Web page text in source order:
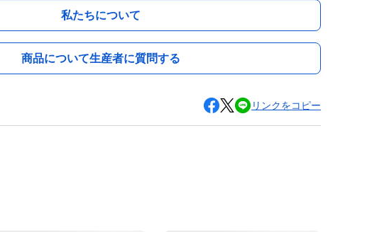
私たちについて
商品について生産者に質問する
リンクをコピー